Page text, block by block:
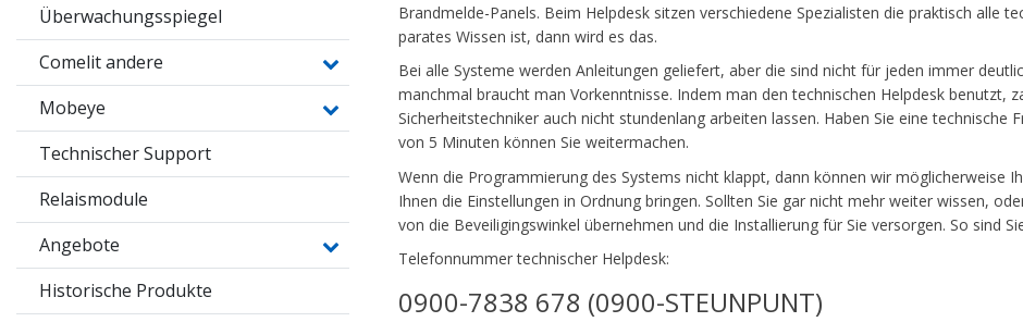
Überwachungsspiegel
Comelit andere
Mobeye
Technischer Support
Relaismodule
Angebote
Historische Produkte
Brandmelde-Panels. Beim Helpdesk sitzen verschiedene Spezialisten die praktisch alle
parates Wissen ist, dann wird es das.
Bei alle Systeme werden Anleitungen geliefert, aber die sind nicht für jeden immer
manchmal braucht man Vorkenntnisse. Indem man den technischen Helpdesk benutzt,
Sicherheitstechniker auch nicht stundenlang arbeiten lassen. Haben Sie eine technische
von 5 Minuten können Sie weitermachen.
Wenn die Programmierung des Systems nicht klappt, dann können wir möglicherweise
Ihnen die Einstellungen in Ordnung bringen. Sollten Sie gar nicht mehr weiter wissen,
von die Beveiligingswinkel übernehmen und die Installierung für Sie versorgen. So sind
Telefonnummer technischer Helpdesk:
0900-7838 678 (0900-STEUNPUNT)